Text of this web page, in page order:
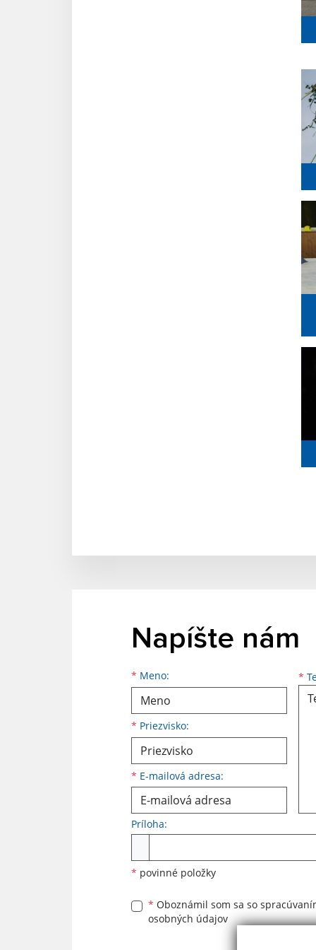
Napíšte nám
* Meno:
Meno
* Priezvisko:
Priezvisko
* E-mailová adresa:
E-mailová adresa *
Príloha:
* povinné položky
* Oboznámil som sa so
osobných údajov